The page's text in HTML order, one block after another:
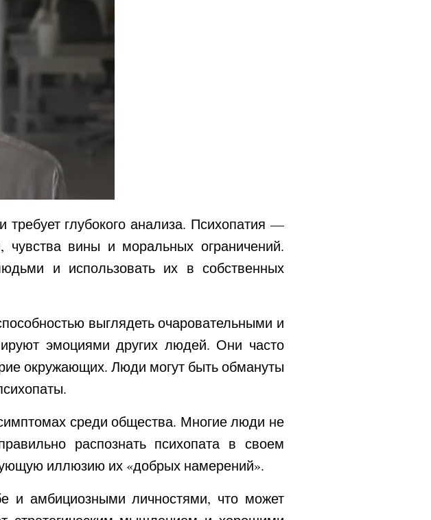
глубокого анализа. Психопатия —
чувства вины и моральных ограничений.
и использовать их в собственных
выглядеть очаровательными и
эмоциями других людей. Они часто
окружающих. Люди могут быть обмануты
среди общества. Многие люди не
распознать психопата в своем
иллюзию их «добрых намерений».
и амбициозными личностями, что может